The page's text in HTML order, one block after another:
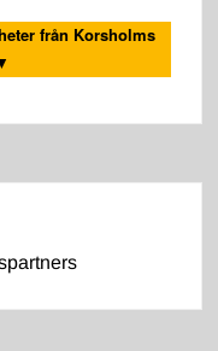
från Korsholms